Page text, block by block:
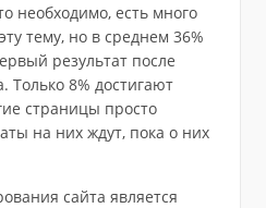
необходимо, есть много
тему, но в среднем 36%
результат после
Только 8% достигают
страницы просто
на них ждут, пока о них
сайта является